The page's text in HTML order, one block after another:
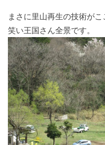
まさに里山再生の技術がこ
笑い王国さん全景です。